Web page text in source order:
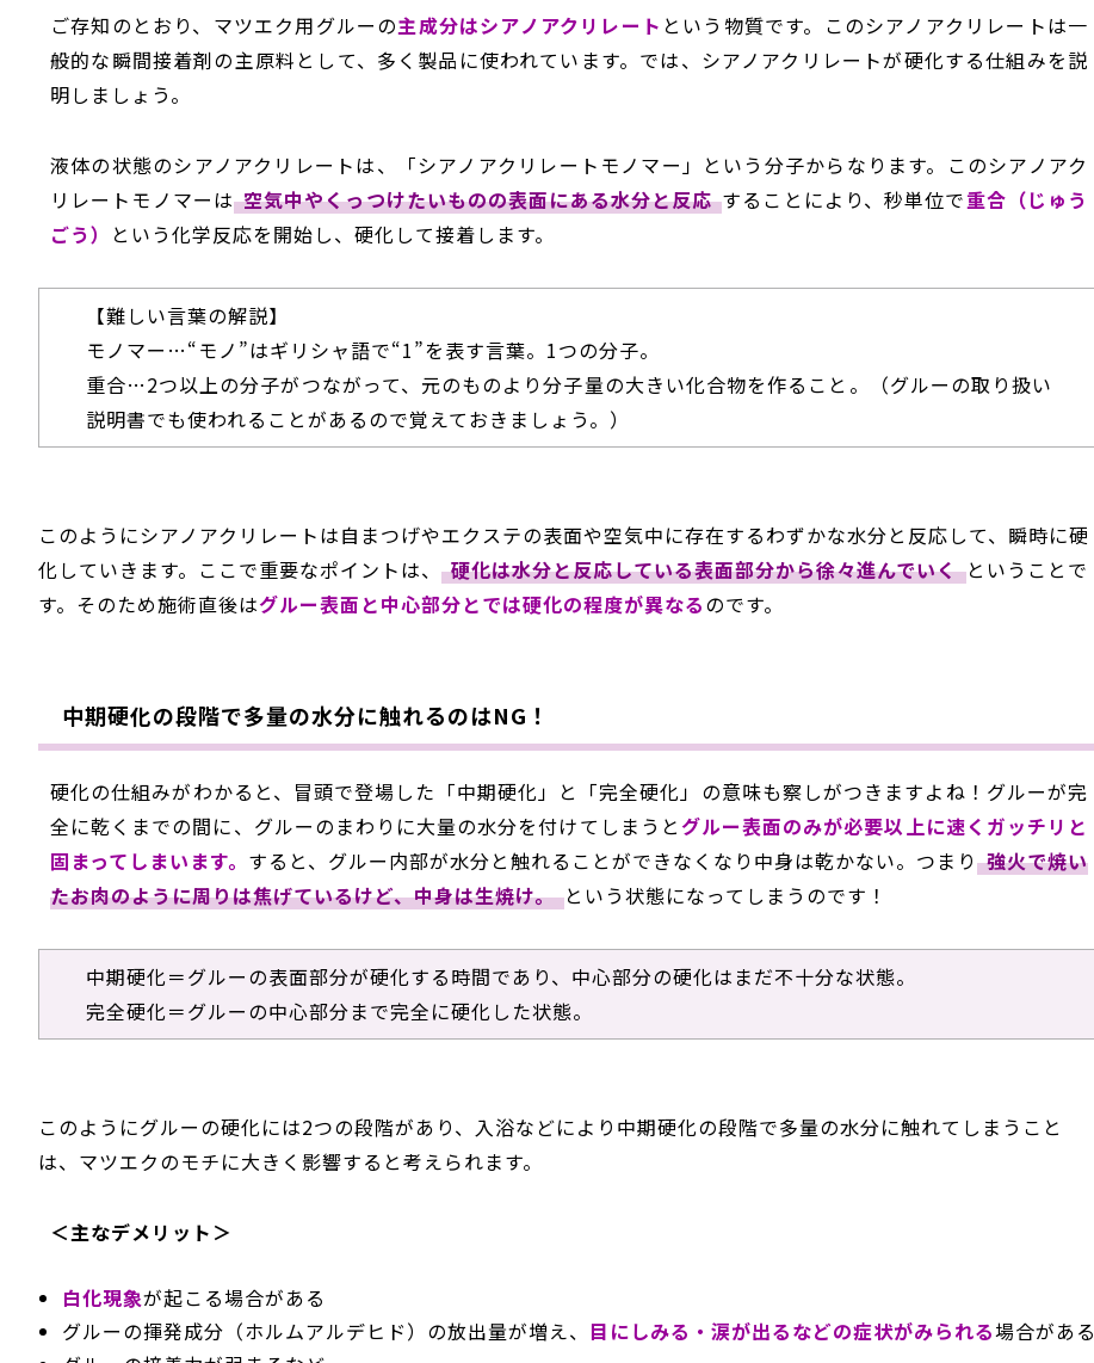
ご存知のとおり、マツエク用グルーの主成分はシアノアクリレート という物質です。このシアノアクリレートは一
般的な瞬間接着剤の主原料として、多く製品に使われています。では、シアノアクリレートが硬化する仕組みを説
明しましょう。
液体の状態のシアノアクリレートは、「シアノアクリレートモノマー」という分子からなります。このシアノアク
リレートモノマーは 空気中やくっつけたいものの表面にある水分と反応 することにより、秒単位で重合（じゅう
ごう）
という化学反応を開始し、硬化して接着します。
【難しい言葉の解説】
モノマー…“モノ”はギリシャ語で“1”を表す言葉。1つの分子。
重合…2つ以上の分子がつながって、元のものより分子量の大きい化合物を作ること。（グルーの取り扱い
説明書でも使われることがあるので覚えておきましょう。）
このようにシアノアクリレートは自まつげやエクステの表面や空気中に存在するわずかな水分と反応して、瞬時に硬
化していきます。ここで重要なポイントは、
硬化は水分と反応している表面部分から徐々進んでいく ということで
す。そのため施術直後はグルー表面と中心部分とでは硬化の程度が異なるのです。
中期硬化の段階で多量の水分に触れるのはNG！
硬化の仕組みがわかると、冒頭で登場した「中期硬化」と「完全硬化」の意味も察しがつきますよね！グルーが完
全に乾くまでの間に、グルーのまわりに大量の水分を付けてしまうとグルー表面のみが必要以上に速くガッチリと
固まってしまいます。 すると、グルー内部が水分と触れることができなくなり中身は乾かない。つまり 強火で焼い
たお肉のように周りは焦げているけど、中身は生焼け。 という状態になってしまうのです！
中期硬化＝グルーの表面部分が硬化する時間であり、中心部分の硬化はまだ不十分な状態。
完全硬化＝グルーの中心部分まで完全に硬化した状態。
このようにグルーの硬化には2つの段階があり、入浴などにより中期硬化の段階で多量の水分に触れてしまうこと
は、マツエクのモチに大きく影響すると考えられます。
＜主なデメリット＞
白化現象が起こる場合がある
グルーの揮発成分（ホルムアルデヒド）の放出量が増え、 目にしみる・涙が出るなどの症状がみられる場合がある